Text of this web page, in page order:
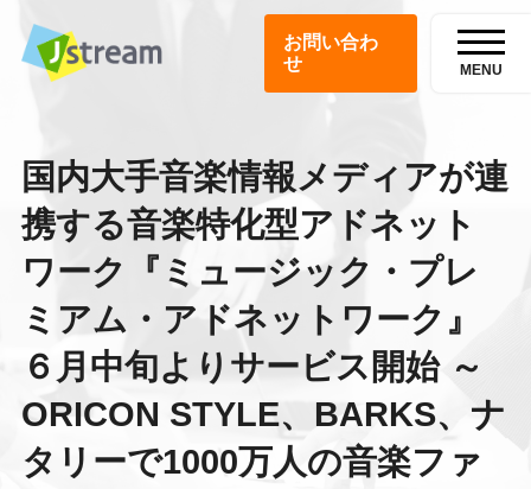
お問い合わ
せ
MENU
国内大手音楽情報メディアが連
携する音楽特化型アドネット
ワーク『ミュージック・プレ
ミアム・アドネットワーク』
６月中旬よりサービス開始 ～
ORICON STYLE、BARKS、ナ
タリーで1000万人の音楽ファ